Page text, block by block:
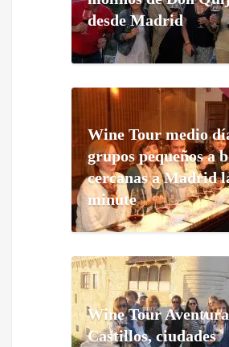
desde Madrid
Wine Tour medio
grupos pequeños a
cercanas a Madrid
minute
Wine Tour
Castillos, ciudades